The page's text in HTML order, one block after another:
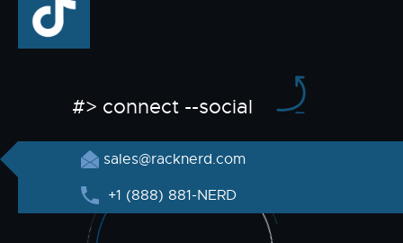
#> connect --social
sales@racknerd.com
+1 (888) 881-NERD